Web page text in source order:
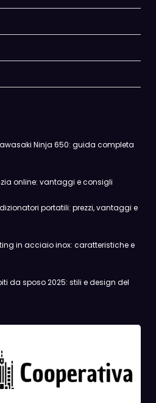
Ninja 650: guida completa
online: vantaggi e consigli
portatili: prezzi, vantaggi e
in acciaio inox: caratteristiche e
da sposo 2025: stili e design del